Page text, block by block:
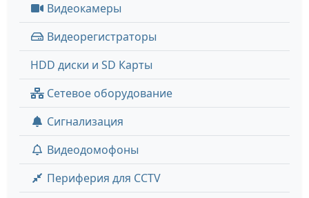
Видеокамеры
Видеорегистраторы
HDD диски и SD Карты
Сетевое оборудование
Сигнализация
Видеодомофоны
Периферия для CCTV